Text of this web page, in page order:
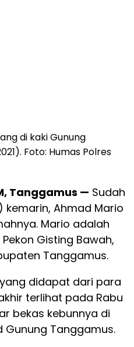
di kaki Gunung
Foto: Humas Polres
Tanggamus — Sudah
kemarin, Ahmad Mario
Mario adalah
Gisting Bawah,
Tanggamus.
didapat dari para
terlihat pada Rabu
bekas kebunnya di
Tanggamus.